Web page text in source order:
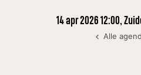
14 apr 2026 12:00,
Alle